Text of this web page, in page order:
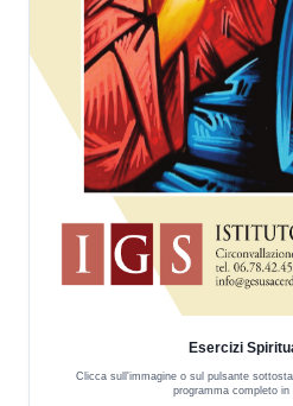
Esercizi
Clicca sull'immagine o sul pulsante
programma completo in